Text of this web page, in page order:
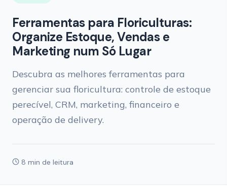
Ferramentas para Floriculturas:
Organize Estoque, Vendas e
Marketing num Só Lugar
Descubra as melhores ferramentas para
gerenciar sua floricultura: controle de estoque
perecível, CRM, marketing, financeiro e
operação de delivery.
8 min de leitura